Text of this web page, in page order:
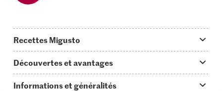
Recettes Migusto
Idées de menus
Découvertes et avantages
Informations et généralités